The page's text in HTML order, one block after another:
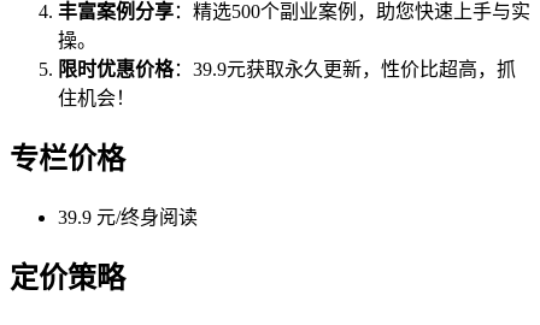
丰富案例分享：精选500个副业案例，助您快速上手与实
操。
限时优惠价格：39.9元获取永久更新，性价比超高，抓
住机会！
专栏价格
39.9 元/终身阅读
定价策略